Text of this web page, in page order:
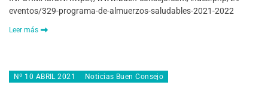
eventos/329-programa-de-almuerzos-saludables-2021-2022
Leer más
Nº 10 ABRIL 2021 Noticias Buen Consejo